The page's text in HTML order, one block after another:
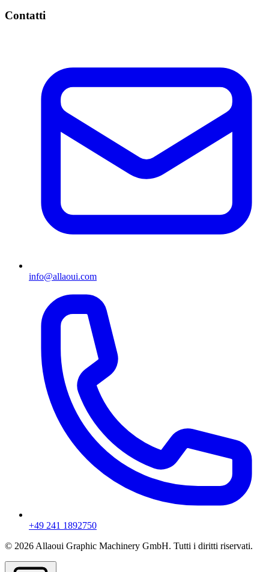
Contatti
info@allaoui.com
+49 241 1892750
© 2026 Allaoui Graphic Machinery GmbH. Tutti i diritti riservati.